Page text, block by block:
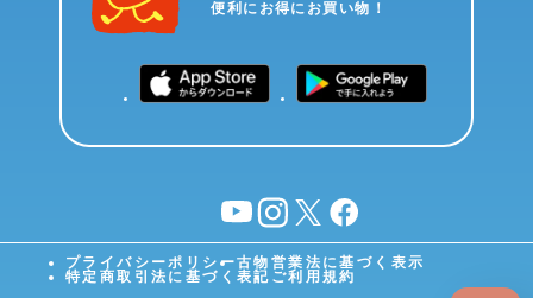
便利にお得にお買い物！
YouTubeinstagram
X facebook
プライバシーポリシー古物営業法に基づく表示
特定商取引法に基づく表記 ご利用規約